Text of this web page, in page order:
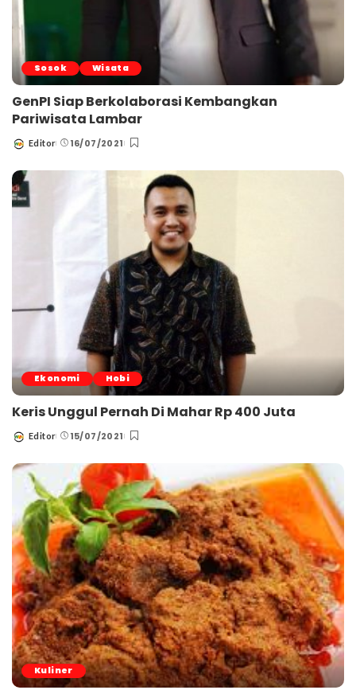
Sosok Wisata
GenPI Siap Berkolaborasi Kembangkan
Pariwisata Lambar
Posted
Editor 16/07/2021
Ekonomi Hobi
Keris Unggul Pernah Di Mahar Rp 400 Juta
Posted
Editor 15/07/2021
Kuliner